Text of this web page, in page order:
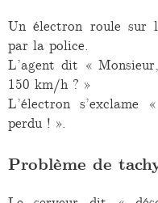
Un électron roule sur
par la police.
L’agent dit «
150 km/h ? »
L’électron
perdu ! ».
Problème de